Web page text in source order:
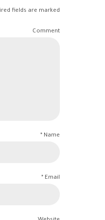
fields are marked *
Comment
Name *
Email *